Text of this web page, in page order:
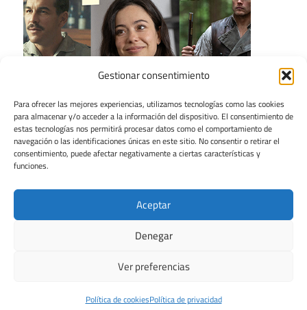
Gestionar consentimiento
Para ofrecer las mejores experiencias, utilizamos tecnologías como las cookies
para almacenar y/o acceder a la información del dispositivo. El consentimiento de
estas tecnologías nos permitirá procesar datos como el comportamiento de
navegación o las identificaciones únicas en este sitio. No consentir o retirar el
consentimiento, puede afectar negativamente a ciertas características y
funciones.
Aceptar
Denegar
Ver preferencias
Política de cookiesPolítica de privacidad